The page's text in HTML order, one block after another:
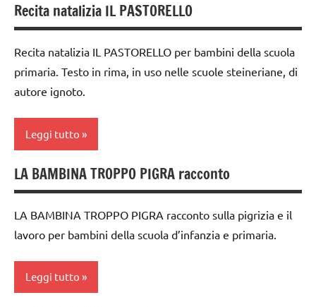
TUTORIAL
ARGOMENTI
PER ETA'
ARTICOLI
anni
SCIENTIFICI
DELL'ANNO
giochi
d'arte
lavoretti
per
Natale
SCIENZE
tecniche
3a
settimana
di
avvento
4a
avvento
arte
canti
canti
natalizi
Recita natalizia IL PASTORELLO
Recita natalizia IL PASTORELLO per bambini della scuola
primaria. Testo in rima, in uso nelle scuole steineriane, di
autore ignoto.
Leggi tutto
arte
Waldorf
dai
6
FESTE
LA BAMBINA TROPPO PIGRA racconto
LA BAMBINA TROPPO PIGRA racconto sulla pigrizia e il
lavoro per bambini della scuola d’infanzia e primaria.
Leggi tutto